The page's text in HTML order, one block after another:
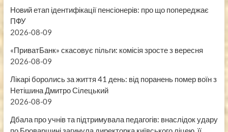
Новий етап ідентифікації пенсіонерів: про що попереджає
ПФУ
2026-08-09
«ПриватБанк» скасовує пільги: комісія зросте з вересня
2026-08-09
Лікарі боролись за життя 41 день: від поранень помер воїн з
Нетішина Дмитро Сілецький
2026-08-09
Дбала про учнів та підтримувала педагогів: внаслідок удару